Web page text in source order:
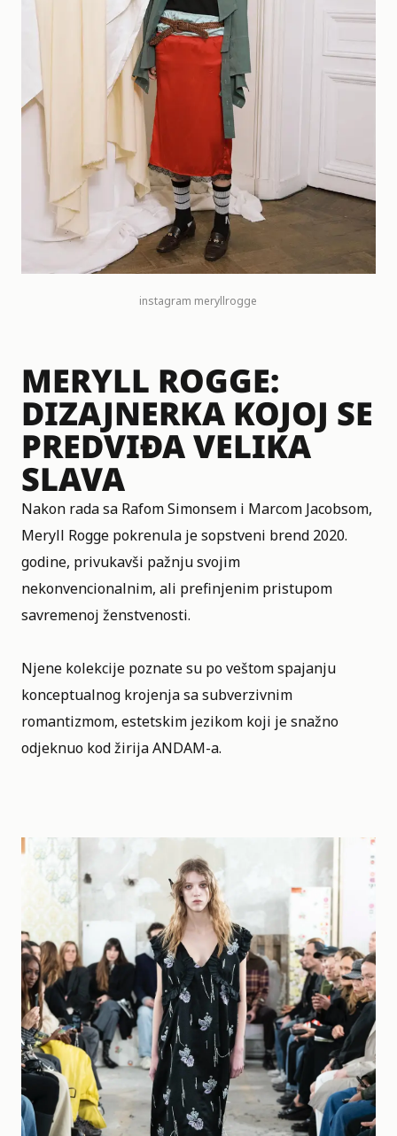
instagram meryllrogge
MERYLL ROGGE:
DIZAJNERKA KOJOJ SE
PREDVIĐA VELIKA
SLAVA
Nakon rada sa Rafom Simonsem i Marcom Jacobsom,
Meryll Rogge pokrenula je sopstveni brend 2020.
godine, privukavši pažnju svojim
nekonvencionalnim, ali prefinjenim pristupom
savremenoj ženstvenosti.
Njene kolekcije poznate su po veštom spajanju
konceptualnog krojenja sa subverzivnim
romantizmom, estetskim jezikom koji je snažno
odjeknuo kod žirija ANDAM-a.